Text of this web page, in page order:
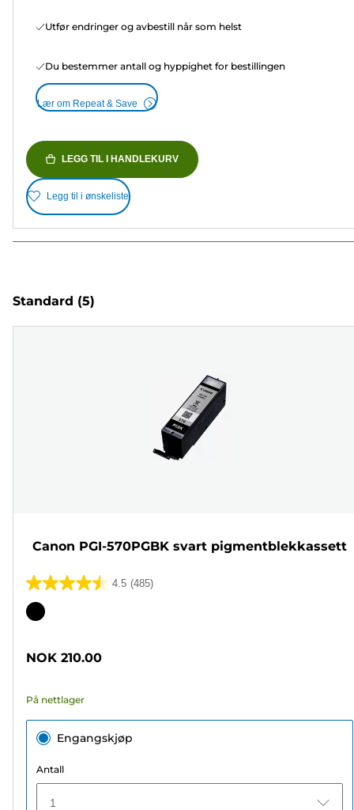
Utfør endringer og avbestill når som helst
Du bestemmer antall og hyppighet for bestillingen
Lær om Repeat & Save
LEGG TIL I HANDLEKURV
Legg til i ønskeliste
Standard (5)
Canon PGI-570PGBK svart pigmentblekkassett
4.5 (485)
4.5
av
485
Fargekassett
NOK 210.00
På nettlager
Engangskjøp
Antall
1